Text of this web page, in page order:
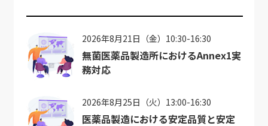
2026年8月21日（金）10:30-16:30
無菌医薬品製造所におけるAnnex1実
務対応
2026年8月25日（火）13:00-16:30
医薬品製造における安定品質と安定